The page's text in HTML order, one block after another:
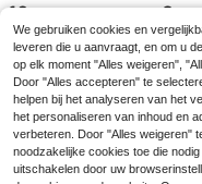
10 3
We gebruiken cookies en
leveren die u aanvraagt, en om u
op elk moment "Alles weigeren",
Door "Alles accepteren" te
helpen bij het analyseren van het
het personaliseren van inhoud en
verbeteren. Door "Alles weigeren"
noodzakelijke cookies toe die
uitschakelen door uw